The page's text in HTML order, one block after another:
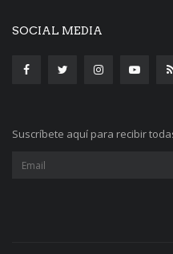
SOCIAL MEDIA
Suscríbete aquí para recibir